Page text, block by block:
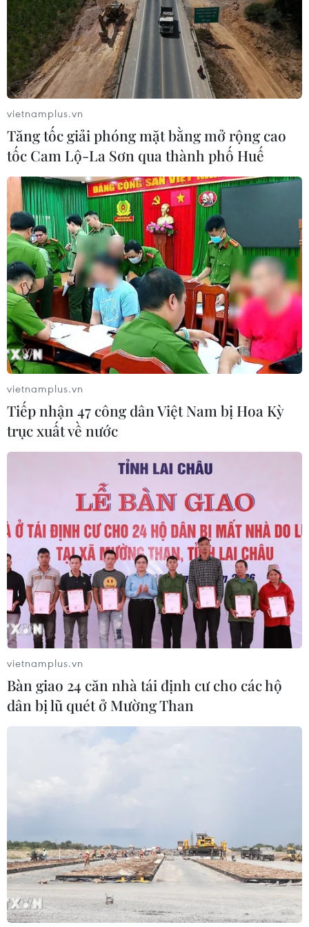
Sản phụ ở Australia sinh 4 bé gái
cùng trứng theo cách hoàn toàn tự
nhiên
22/07/2026 06:38
Chiếc áo khoác da biểu tượng của
CEO Nvidia được đấu giá gần 1 triệu
USD
18/07/2026 11:41
Kỷ lục Guinness về máy bay giấy lớn
nhất thế giới
03/07/2026 11:32
Phát hiện bản in Tuyên ngôn Độc lập
cực hiếm của Mỹ
03/07/2026 06:45
Chàng trai Pháp đạp xe vượt
19.000km tới Việt Nam
Thủ đô Indonesia đau đầu giải bài
toán “bùng nổ dân số” mèo hoang
17/06/2026 08:32
Sơn La: Tìm nguyên nhân đốm lửa tự
cháy trên sân bêtông khi nắng nóng
Kỳ tích hiếm có về chinh phục đỉnh
Everest của nhà leo núi người
Dưa lưới Hokkaido thượng hạng của
36.500USD
22/05/2026 13:25
Mỹ: Máy bay đâm vào người trong
vietnamplus.vn
Tăng tốc giải phóng mặt bằng mở rộng cao
tốc Cam Lộ-La Sơn qua thành phố Huế
vietnamplus.vn
Tiếp nhận 47 công dân Việt Nam bị Hoa Kỳ
trục xuất về nước
vietnamplus.vn
Bàn giao 24 căn nhà tái định cư cho các hộ
dân bị lũ quét ở Mường Than